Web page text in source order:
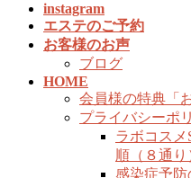
instagram
エステのご予約
お客様のお声
ブログ
HOME
会員様の特典「
プライバシーポ
ラボコス
順（８通り
感染症予防